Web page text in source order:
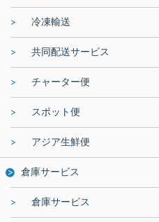
冷凍輸送
共同配送サービス
チャーター便
スポット便
アジア生鮮便
倉庫サービス
倉庫サービス